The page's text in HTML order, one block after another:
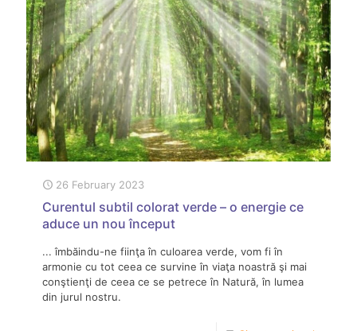
26 February 2023
Curentul subtil colorat verde – o energie ce
aduce un nou început
... îmbăindu-ne fiinţa în culoarea verde, vom fi în
armonie cu tot ceea ce survine în viaţa noastră şi mai
conştienţi de ceea ce se petrece în Natură, în lumea
din jurul nostru.